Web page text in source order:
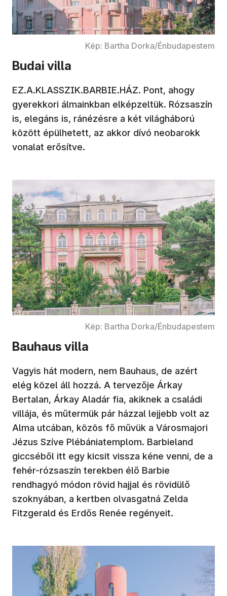
Kép: Bartha Dorka/Énbudapestem
Budai villa
EZ.A.KLASSZIK.BARBIE.HÁZ. Pont, ahogy
gyerekkori álmainkban elképzeltük. Rózsaszín
is, elegáns is, ránézésre a két világháború
között épülhetett, az akkor dívó neobarokk
vonalat erősítve.
Kép: Bartha Dorka/Énbudapestem
Bauhaus villa
Vagyis hát modern, nem Bauhaus, de azért
elég közel áll hozzá. A tervezője Árkay
Bertalan, Árkay Aladár fia, akiknek a családi
villája, és műtermük pár házzal lejjebb volt az
Alma utcában, közös fő művük a Városmajori
Jézus Szíve Plébániatemplom. Barbieland
giccséből itt egy kicsit vissza kéne venni, de a
fehér-rózsaszín terekben élő Barbie
rendhagyó módon rövid hajjal és rövidülő
szoknyában, a kertben olvasgatná Zelda
Fitzgerald és Erdős Renée regényeit.